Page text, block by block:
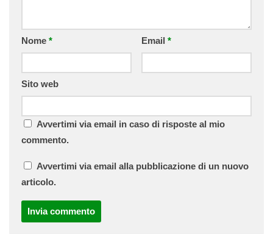
Nome * Email *
Sito web
Avvertimi via email in caso di risposte al mio
commento.
Avvertimi via email alla pubblicazione di un nuovo
articolo.